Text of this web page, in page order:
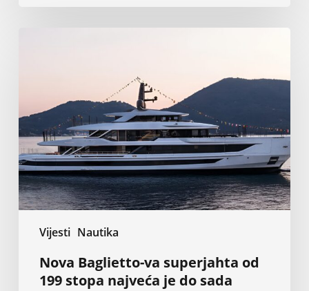
Vijesti Nautika
199
stopa
najveća
je
do
sada
Nova Baglietto-va superjahta od
199 stopa najveća je do sada